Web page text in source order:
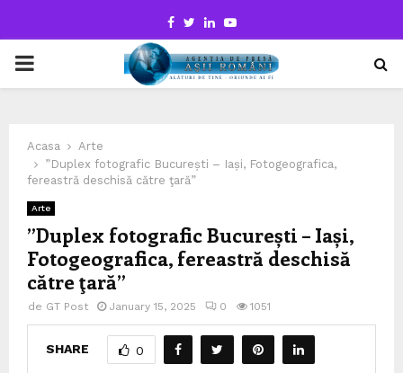
Facebook
TwitterLinkedinYoutube
PRIMARY
Acasa
Arte
”Duplex fotografic București – Iași, Fotogeografica,
fereastră deschisă către ţară”
Arte
”Duplex fotografic București – Iași,
Fotogeografica, fereastră deschisă
către ţară”
de GT Post January 15, 2025 0 1051
SHARE 0